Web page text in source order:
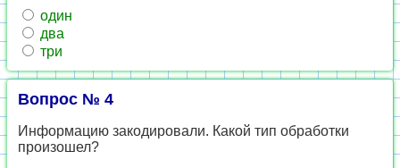
один
два
три
Вопрос № 4
Информацию закодировали. Какой тип обработки
произошел?